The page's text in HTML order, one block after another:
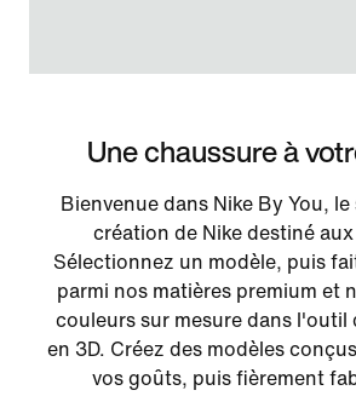
Une chaussure à
Bienvenue dans Nike By You,
création de Nike destiné aux
Sélectionnez un modèle, puis
parmi nos matières premium et
couleurs sur mesure dans l'outil
en 3D. Créez des modèles
vos goûts, puis fièrement